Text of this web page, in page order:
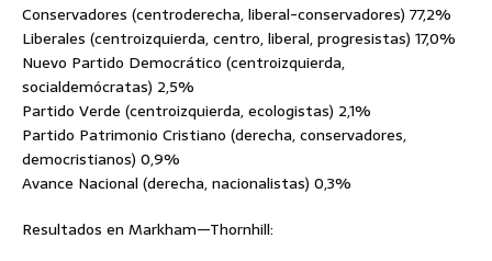
Conservadores (centroderecha, liberal-conservadores) 77,2%
Liberales (centroizquierda, centro, liberal, progresistas) 17,0%
Nuevo Partido Democrático (centroizquierda,
socialdemócratas) 2,5%
Partido Verde (centroizquierda, ecologistas) 2,1%
Partido Patrimonio Cristiano (derecha, conservadores,
democristianos) 0,9%
Avance Nacional (derecha, nacionalistas) 0,3%
Resultados en Markham—Thornhill: